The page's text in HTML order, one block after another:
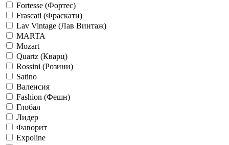
Fortesse (Фортес)
Frascati (Фраскати)
Lav Vintage (Лав Винтаж)
MARTA
Mozart
Quartz (Кварц)
Rossini (Розини)
Satino
Валенсия
Fashion (Фешн)
Глобал
Лидер
Фаворит
Expoline